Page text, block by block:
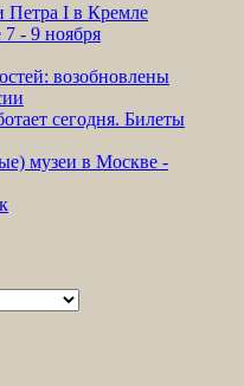
Петра I в Кремле
- 9 ноября
возобновлены
сегодня. Билеты
музеи в Москве -